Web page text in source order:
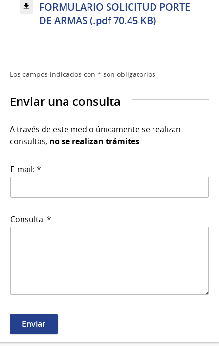
FORMULARIO SOLICITUD PORTE
DE ARMAS (.pdf 70.45 KB)
Los campos indicados con * son obligatorios
Enviar una consulta
A través de este medio únicamente se realizan
consultas, no se realizan trámites
E-mail: *
Consulta: *